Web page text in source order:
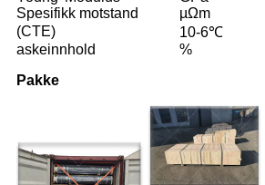
Spesifikk motstand
µΩm
(CTE)
10-6℃
askeinnhold
%
Pakke